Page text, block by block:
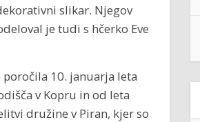
slikar. Njegov
je tudi s hčerko Eve
poročila 10. januarja leta
v Kopru in od leta
družine v Piran, kjer so